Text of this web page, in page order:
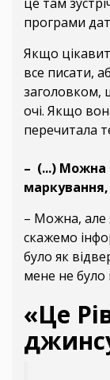
програми
Якщо
все писати,
заголовком,
очі. Якщо
перечитала
– (...) Можна
– Можна,
скажемо
було як
мене не було
«Це